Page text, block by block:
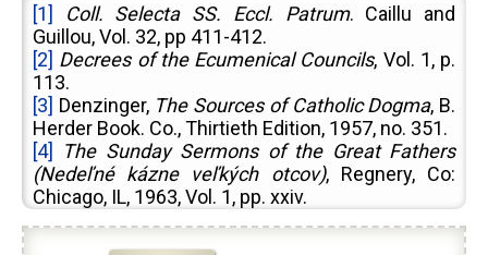
[1] Coll. Selecta SS. Eccl. Patrum. Caillu and
Guillou, Vol. 32, pp 411-412.
[2] Decrees of the Ecumenical Councils, Vol. 1, p.
113.
[3] Denzinger, The Sources of Catholic Dogma, B.
Herder Book. Co., Thirtieth Edition, 1957, no. 351.
[4]
The Sunday Sermons of the Great Fathers
(Nedeľné kázne veľkých otcov), Regnery, Co:
Chicago, IL, 1963, Vol. 1, pp. xxiv.